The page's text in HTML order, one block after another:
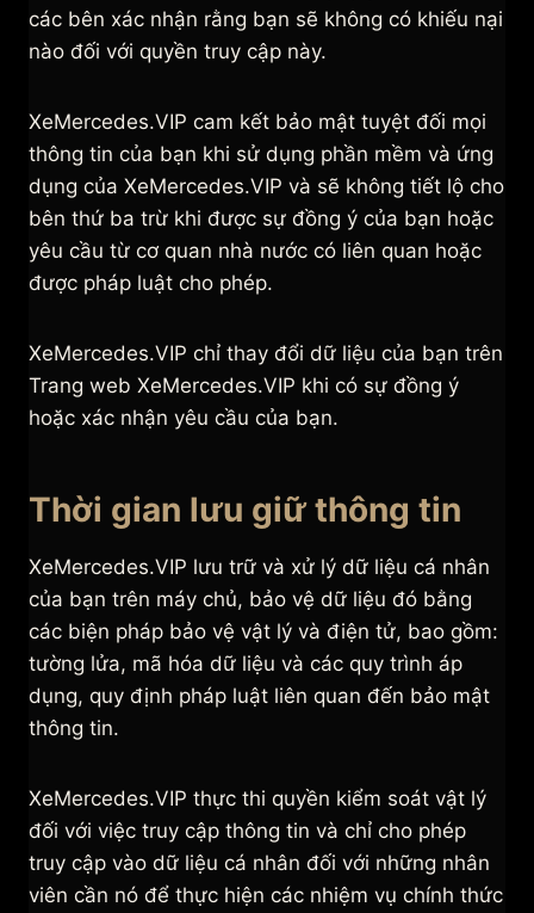
các bên xác nhận rằng bạn sẽ không có khiếu nại
nào đối với quyền truy cập này.
XeMercedes.VIP cam kết bảo mật tuyệt đối mọi
thông tin của bạn khi sử dụng phần mềm và ứng
dụng của XeMercedes.VIP và sẽ không tiết lộ cho
bên thứ ba trừ khi được sự đồng ý của bạn hoặc
yêu cầu từ cơ quan nhà nước có liên quan hoặc
được pháp luật cho phép.
XeMercedes.VIP chỉ thay đổi dữ liệu của bạn trên
Trang web XeMercedes.VIP khi có sự đồng ý
hoặc xác nhận yêu cầu của bạn.
Thời gian lưu giữ thông tin
XeMercedes.VIP lưu trữ và xử lý dữ liệu cá nhân
của bạn trên máy chủ, bảo vệ dữ liệu đó bằng
các biện pháp bảo vệ vật lý và điện tử, bao gồm:
tường lửa, mã hóa dữ liệu và các quy trình áp
dụng, quy định pháp luật liên quan đến bảo mật
thông tin.
XeMercedes.VIP thực thi quyền kiểm soát vật lý
đối với việc truy cập thông tin và chỉ cho phép
truy cập vào dữ liệu cá nhân đối với những nhân
viên cần nó để thực hiện các nhiệm vụ chính thức